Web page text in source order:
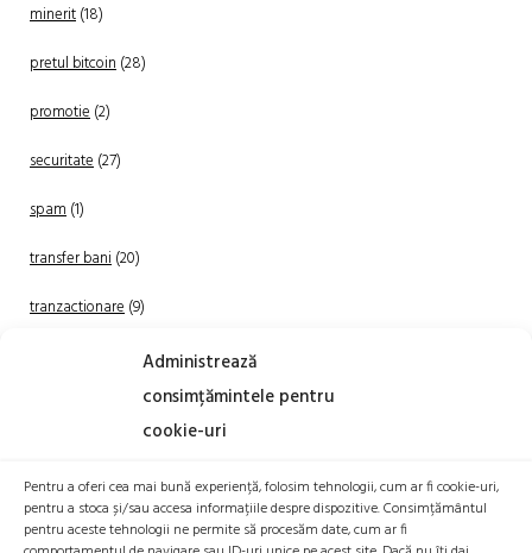
Administrează
consimțămintele pentru
cookie-uri
Pentru a oferi cea mai bună experiență, folosim tehnologii, cum ar fi cookie-uri,
pentru a stoca și/sau accesa informațiile despre dispozitive. Consimțământul
pentru aceste tehnologii ne permite să procesăm date, cum ar fi
minerit(18)
pretul bitcoin(28)
promotie(2)
securitate(27)
spam(1)
transfer bani(20)
tranzactionare(9)
(20)